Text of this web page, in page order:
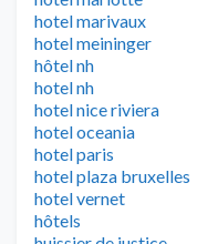
hotel marivaux
hotel meininger
hôtel nh
hotel nh
hotel nice riviera
hotel oceania
hotel paris
hotel plaza bruxelles
hotel vernet
hôtels